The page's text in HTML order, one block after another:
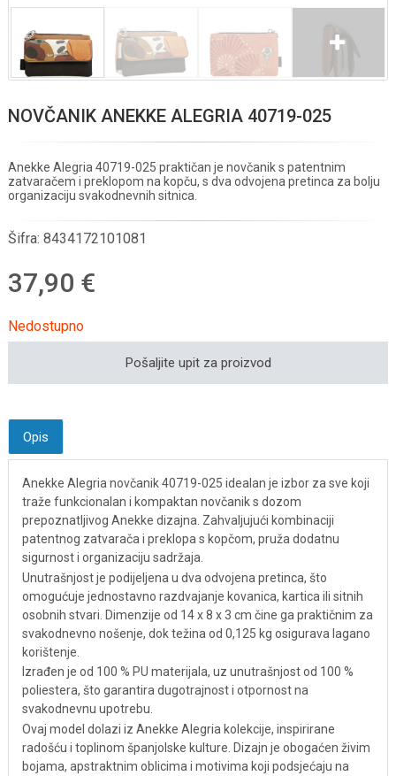
NOVČANIK ANEKKE ALEGRIA 40719-025
Anekke Alegria 40719-025 praktičan je novčanik s patentnim
zatvaračem i preklopom na kopču, s dva odvojena pretinca za bolju
organizaciju svakodnevnih sitnica.
Šifra: 8434172101081
37,90 €
Nedostupno
Pošaljite upit za proizvod
Opis
Anekke Alegria novčanik 40719-025 idealan je izbor za sve koji
traže funkcionalan i kompaktan novčanik s dozom
prepoznatljivog Anekke dizajna. Zahvaljujući kombinaciji
patentnog zatvarača i preklopa s kopčom, pruža dodatnu
sigurnost i organizaciju sadržaja.
Unutrašnjost je podijeljena u dva odvojena pretinca, što
omogućuje jednostavno razdvajanje kovanica, kartica ili sitnih
osobnih stvari. Dimenzije od 14 x 8 x 3 cm čine ga praktičnim za
svakodnevno nošenje, dok težina od 0,125 kg osigurava lagano
korištenje.
Izrađen je od 100 % PU materijala, uz unutrašnjost od 100 %
poliestera, što garantira dugotrajnost i otpornost na
svakodnevnu upotrebu.
Ovaj model dolazi iz Anekke Alegria kolekcije, inspirirane
radošću i toplinom španjolske kulture. Dizajn je obogaćen živim
bojama, apstraktnim oblicima i motivima koji podsjećaju na